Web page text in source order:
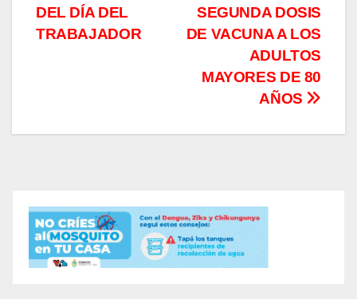
SEGUNDA DOSIS
DE VACUNA A LOS
ADULTOS
MAYORES DE 80
AÑOS
DEL DÍA DEL
TRABAJADOR